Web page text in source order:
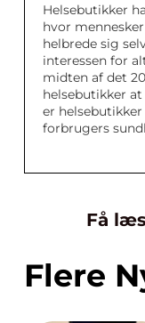
Helsebutikker
hvor
helbrede sig
interessen for
midten af det
helsebutikker
er
forbrugers
Få
Flere